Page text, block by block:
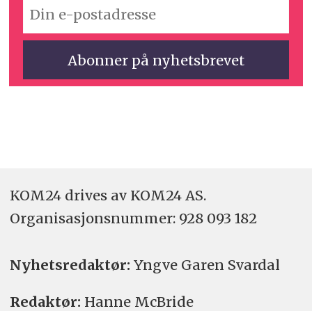
KOM24 drives av KOM24 AS.
Organisasjons­nummer: 928 093 182
Nyhetsredaktør: Yngve Garen Svardal
Redaktør: Hanne McBride